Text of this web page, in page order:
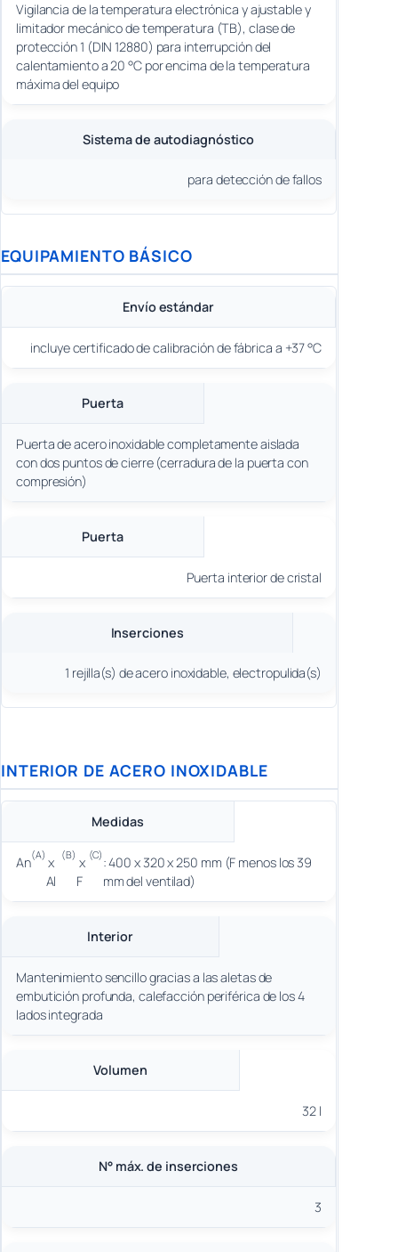
Vigilancia de la temperatura electrónica y ajustable y
limitador mecánico de temperatura (TB), clase de
protección 1 (DIN 12880) para interrupción del
calentamiento a 20 °C por encima de la temperatura
máxima del equipo
Sistema de autodiagnóstico
para detección de fallos
EQUIPAMIENTO BÁSICO
Envío estándar
incluye certificado de calibración de fábrica a +37 °C
Puerta
Puerta de acero inoxidable completamente aislada
con dos puntos de cierre (cerradura de la puerta con
compresión)
Puerta
Puerta interior de cristal
Inserciones
1 rejilla(s) de acero inoxidable, electropulida(s)
INTERIOR DE ACERO INOXIDABLE
Medidas
An(A) x
Al
(B) x
F
(C) : 400 x 320 x 250 mm (F menos los 39
mm del ventilad)
Interior
Mantenimiento sencillo gracias a las aletas de
embutición profunda, calefacción periférica de los 4
lados integrada
Volumen
32 l
N° máx. de inserciones
3